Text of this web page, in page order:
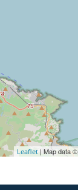
Leaflet | Map data ©